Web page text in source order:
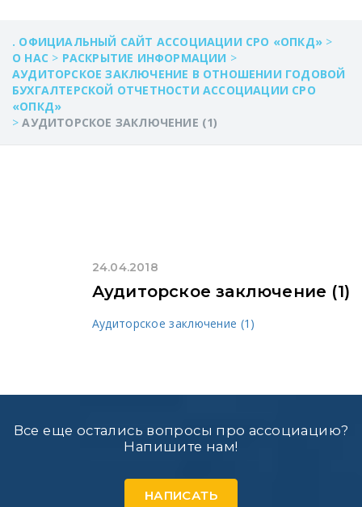
. ОФИЦИАЛЬНЫЙ САЙТ АССОЦИАЦИИ СРО «ОПКД» >
О НАС > РАСКРЫТИЕ ИНФОРМАЦИИ >
АУДИТОРСКОЕ ЗАКЛЮЧЕНИЕ В ОТНОШЕНИИ ГОДОВОЙ
БУХГАЛТЕРСКОЙ ОТЧЕТНОСТИ АССОЦИАЦИИ СРО
«ОПКД»
>АУДИТОРСКОЕ ЗАКЛЮЧЕНИЕ (1)
24.04.2018
Аудиторское заключение (1)
Аудиторское заключение (1)
Все еще остались вопросы про ассоциацию?
Напишите нам!
НАПИСАТЬ